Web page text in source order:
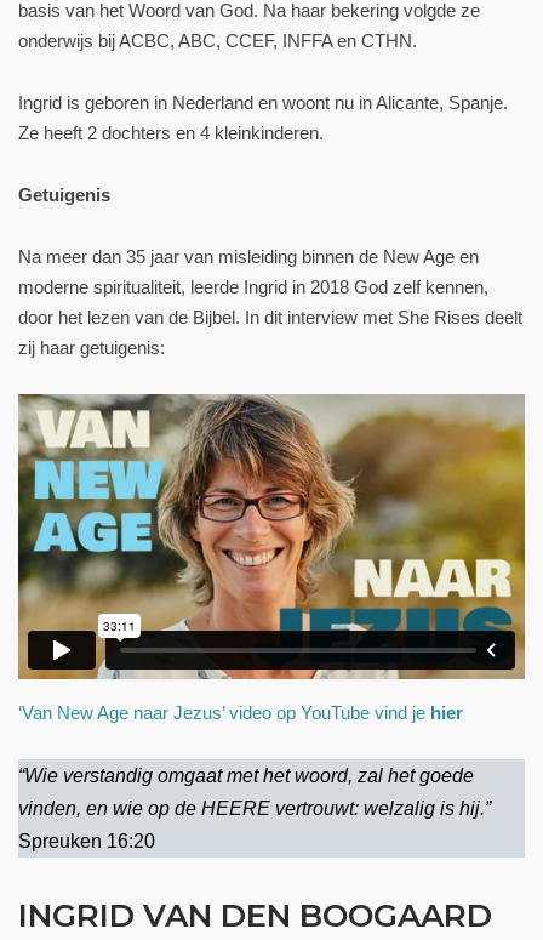
basis van het Woord van God. Na haar bekering volgde ze
onderwijs bij ACBC, ABC, CCEF, INFFA en CTHN.
Ingrid is geboren in Nederland en woont nu in Alicante, Spanje.
Ze heeft 2 dochters en 4 kleinkinderen.
Getuigenis
Na meer dan 35 jaar van misleiding binnen de New Age en
moderne spiritualiteit, leerde Ingrid in 2018 God zelf kennen,
door het lezen van de Bijbel. In dit interview met She Rises deelt
zij haar getuigenis:
‘Van New Age naar Jezus’ video op YouTube vind je hier
“Wie verstandig omgaat met het woord, zal het goede
vinden, en wie op de HEERE vertrouwt: welzalig is hij.”
Spreuken 16:20
INGRID VAN DEN BOOGAARD